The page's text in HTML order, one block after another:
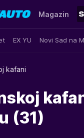
EX YU Novi Sad na
Magazin
kafani
(31)